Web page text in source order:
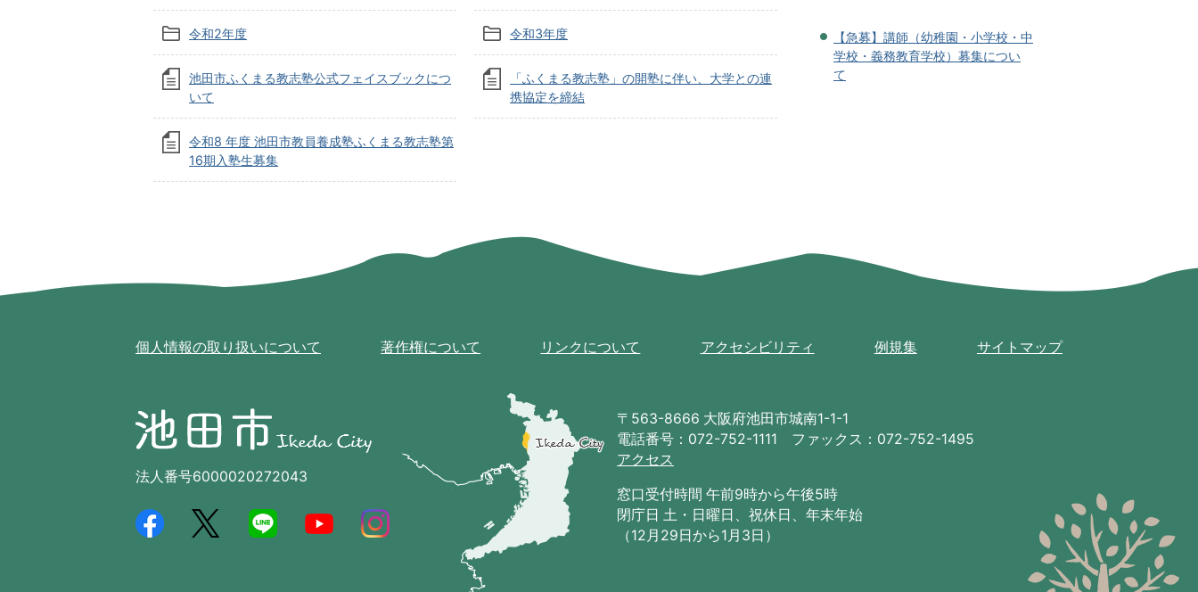
令和2年度 令和3年度
池田市ふくまる教志塾公式フェイスブックにつ
いて
「ふくまる教志塾」の開塾に伴い、大学との連
携協定を締結
令和8 年度 池田市教員養成塾ふくまる教志塾第
16期入塾生募集
【急募】講師（幼稚園・小学校・中
学校・義務教育学校）募集につい
て
個人情報の取り扱いについて 著作権について リンクについて アクセシビリティ 例規集 サイトマップ
池
田
Ikeda
法人番号6000020272043
の
〒563-8666 大阪府池田市城南1-1-1
電話番号：072-752-1111 ファックス：072-752-1495
アクセス
窓口受付時間 午前9時から午後5時
閉庁日 土・日曜日、祝休日、年末年始
（12月29日から1月3日）